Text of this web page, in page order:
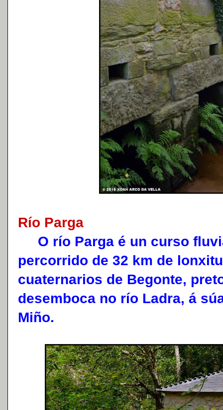
Río Parga
O río Parga é un curso
percorrido de 32 km de
cuaternarios de Begonte,
desemboca no río Ladra, á
Miño.